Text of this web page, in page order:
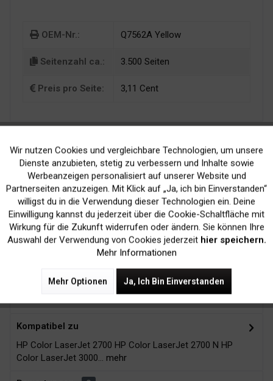
OEM-Nr.: Q7562A Yellow
Seitenzahl ca.: 3.500 Seiten
Preis pro Seite: 3,11 Cent
Kein Verlust der
Druckergarantie
Versand innerhalb von
24H*
Kompatibel zu
HP Color LaserJet 2700 HP Color LaserJet 2700 N HP
Color LaserJet 3000... mehr
Funktionale Aktiv
Marketing Inaktiv
Tracking Inaktiv
Wir nutzen Cookies und vergleichbare Technologien, um unsere
Dienste anzubieten, stetig zu verbessern und Inhalte sowie
Werbeanzeigen personalisiert auf unserer Website und
Partnerseiten anzuzeigen. Mit Klick auf „Ja, ich bin Einverstanden“
willigst du in die Verwendung dieser Technologien ein. Deine
Einwilligung kannst du jederzeit über die Cookie-Schaltfläche mit
Wirkung für die Zukunft widerrufen oder ändern. Sie können Ihre
Auswahl der Verwendung von Cookies jederzeit hier speichern.
Mehr Informationen
Mehr Optionen Ja, Ich Bin Einverstanden